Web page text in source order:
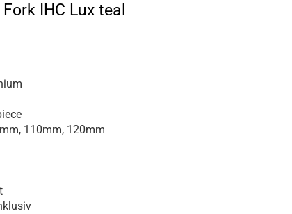
IHC Lux teal
110mm, 120mm